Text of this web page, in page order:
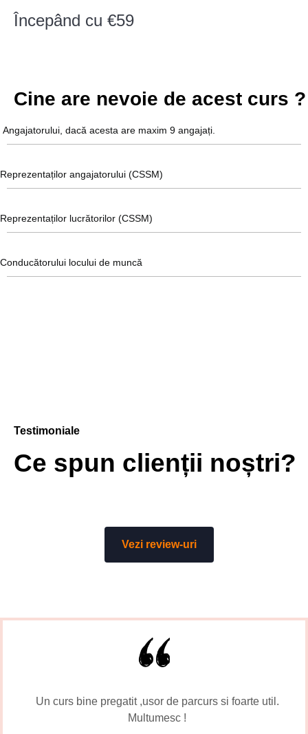
Începând cu €59
Cine are nevoie de acest curs ?
Angajatorului, dacă acesta are maxim 9 angajați.
Reprezentaților angajatorului (CSSM)
Reprezentaților lucrătorilor (CSSM)
Conducătorului locului de muncă
Testimoniale
Ce spun clienții noștri?
Vezi review-uri
Un curs bine pregatit ,usor de parcurs si foarte util.
Multumesc !